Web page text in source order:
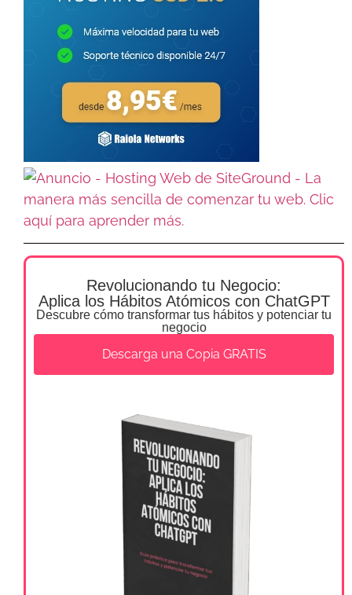
Revolucionando tu Negocio:
Aplica los Hábitos Atómicos con ChatGPT
Descubre cómo transformar tus hábitos y potenciar tu
negocio
Descarga una Copia GRATIS